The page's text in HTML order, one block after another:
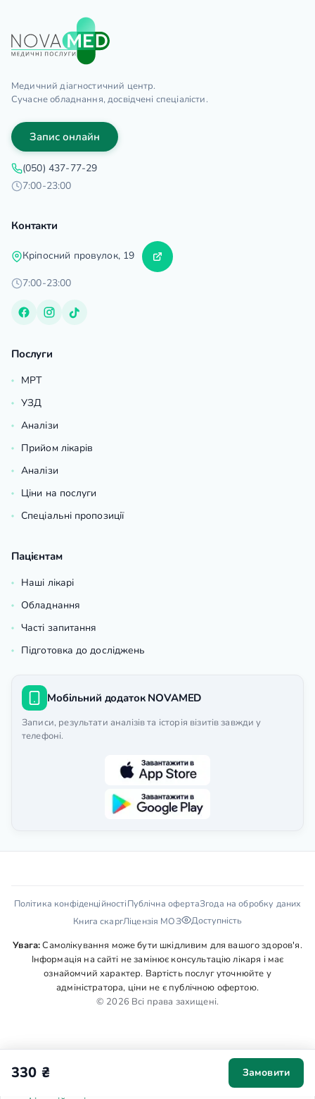
330 ₴ Замовити
Медичний діагностичний центр.
Сучасне обладнання, досвідчені спеціалісти.
Запис онлайн
(050) 437-77-29
7:00-23:00
Контакти
Кріпосний провулок, 19
7:00-23:00
Послуги
МРТ
УЗД
Аналізи
Прийом лікарів
Аналізи
Ціни на послуги
Спеціальні пропозиції
Пацієнтам
Наші лікарі
Обладнання
Часті запитання
Підготовка до досліджень
Мобільний додаток NOVAMED
Записи, результати аналізів та історія візитів завжди у
телефоні.
Політика конфіденційностіПублічна офертаЗгода на обробку даних
Книга скаргЛіцензія МОЗ Доступність
Увага:Самолікування може бути шкідливим для вашого здоров'я.
Інформація на сайті не замінює консультацію лікаря і має
ознайомчий характер. Вартість послуг уточнюйте у
адміністратора, ціни не є публічною офертою.
© 2026 Всі права захищені.
Ми використовуємо cookies для аналітики та персоналізації. Ваша
згода допоможе нам зробити сайт зручнішим. Деталі уПолітиці